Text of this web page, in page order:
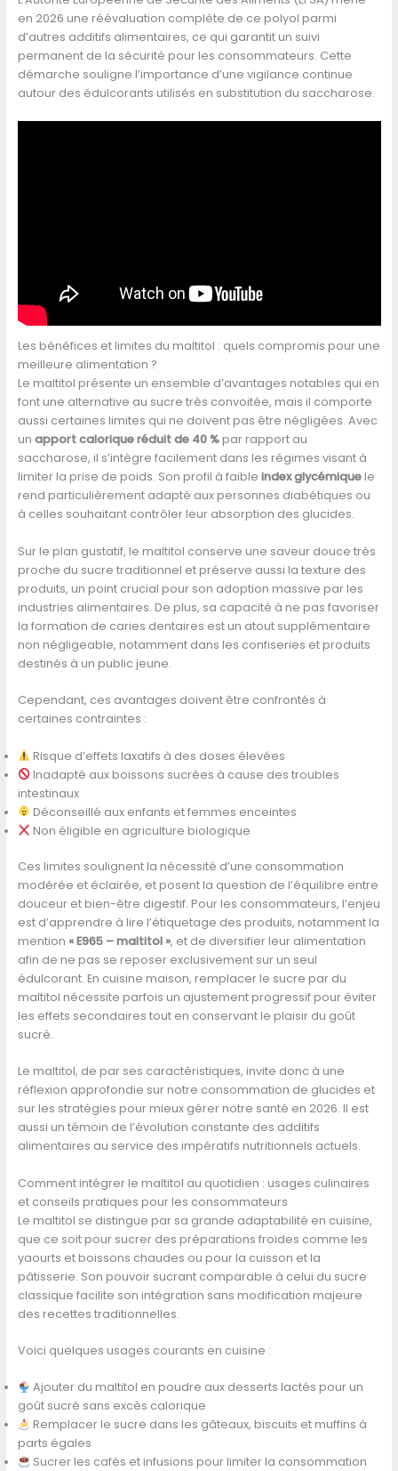
en 2026 une réévaluation complète de ce polyol parmi
d’autres additifs alimentaires, ce qui garantit un suivi
permanent de la sécurité pour les consommateurs. Cette
démarche souligne l’importance d’une vigilance continue
autour des édulcorants utilisés en substitution du saccharose.
Les bénéfices et limites du maltitol : quels compromis pour une
meilleure alimentation ?
Le maltitol présente un ensemble d’avantages notables qui en
font une alternative au sucre très convoitée, mais il comporte
aussi certaines limites qui ne doivent pas être négligées. Avec
un apport calorique réduit de 40 %par rapport au
saccharose, il s’intègre facilement dans les régimes visant à
limiter la prise de poids. Son profil à faible index glycémiquele
rend particulièrement adapté aux personnes diabétiques ou
à celles souhaitant contrôler leur absorption des glucides.
Sur le plan gustatif, le maltitol conserve une saveur douce très
proche du sucre traditionnel et préserve aussi la texture des
produits, un point crucial pour son adoption massive par les
industries alimentaires. De plus, sa capacité à ne pas favoriser
la formation de caries dentaires est un atout supplémentaire
non négligeable, notamment dans les confiseries et produits
destinés à un public jeune.
Cependant, ces avantages doivent être confrontés à
certaines contraintes :
Risque d’effets laxatifs à des doses élevées
Inadapté aux boissons sucrées à cause des troubles
intestinaux
Déconseillé aux enfants et femmes enceintes
Non éligible en agriculture biologique
Ces limites soulignent la nécessité d’une consommation
modérée et éclairée, et posent la question de l’équilibre entre
douceur et bien-être digestif. Pour les consommateurs, l’enjeu
est d’apprendre à lire l’étiquetage des produits, notamment la
mention « E965 – maltitol », et de diversifier leur alimentation
afin de ne pas se reposer exclusivement sur un seul
édulcorant. En cuisine maison, remplacer le sucre par du
maltitol nécessite parfois un ajustement progressif pour éviter
les effets secondaires tout en conservant le plaisir du goût
sucré.
Le maltitol, de par ses caractéristiques, invite donc à une
réflexion approfondie sur notre consommation de glucides et
sur les stratégies pour mieux gérer notre santé en 2026. Il est
aussi un témoin de l’évolution constante des additifs
alimentaires au service des impératifs nutritionnels actuels.
Comment intégrer le maltitol au quotidien : usages culinaires
et conseils pratiques pour les consommateurs
Le maltitol se distingue par sa grande adaptabilité en cuisine,
que ce soit pour sucrer des préparations froides comme les
yaourts et boissons chaudes ou pour la cuisson et la
pâtisserie. Son pouvoir sucrant comparable à celui du sucre
classique facilite son intégration sans modification majeure
des recettes traditionnelles.
Voici quelques usages courants en cuisine :
Ajouter du maltitol en poudre aux desserts lactés pour un
goût sucré sans excès calorique
Remplacer le sucre dans les gâteaux, biscuits et muffins à
parts égales
Sucrer les cafés et infusions pour limiter la consommation